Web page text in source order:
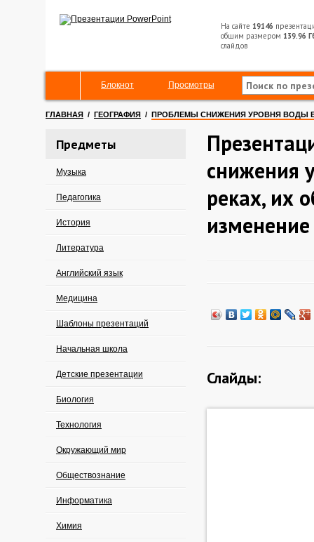
На сайте 19146
общим размером 139.96
слайдов
Блокнот Просмотры
ГЛАВНАЯ / ГЕОГРАФИЯ / ПРОБЛЕМЫ СНИЖЕНИЯ УРОВНЯ ВОДЫ
Предметы
Музыка
Педагогика
История
Литература
Английский язык
Медицина
Шаблоны презентаций
Начальная школа
Детские презентации
Биология
Технология
Окружающий мир
Обществознание
Информатика
Химия
снижения
реках, их
Слайды: